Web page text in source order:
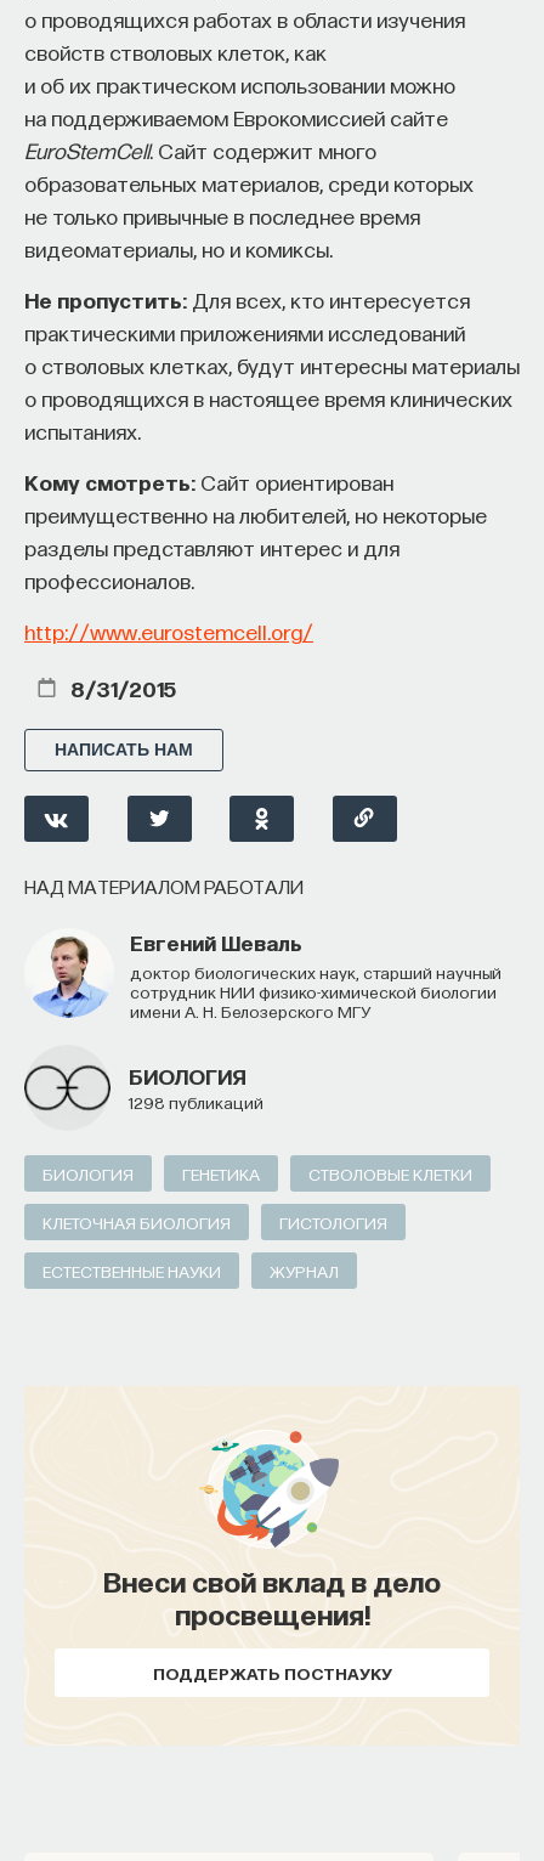
о проводящихся работах в области изучения
свойств стволовых клеток, как
и об их практическом использовании можно
на поддерживаемом Еврокомиссией сайте
EuroStemCell. Сайт содержит много
образовательных материалов, среди которых
не только привычные в последнее время
видеоматериалы, но и комиксы.
Не пропустить: Для всех, кто интересуется
практическими приложениями исследований
о стволовых клетках, будут интересны материалы
о проводящихся в настоящее время клинических
испытаниях.
Кому смотреть: Сайт ориентирован
преимущественно на любителей, но некоторые
разделы представляют интерес и для
профессионалов.
http://www.eurostemcell.org/
8/31/2015
НАПИСАТЬ НАМ
НАД МАТЕРИАЛОМ РАБОТАЛИ
Евгений Шеваль
доктор биологических наук, старший научный
сотрудник НИИ физико-химической биологии
имени А. Н. Белозерского МГУ
БИОЛОГИЯ
1298 публикаций
БИОЛОГИЯ ГЕНЕТИКА СТВОЛОВЫЕ КЛЕТКИ
КЛЕТОЧНАЯ БИОЛОГИЯ ГИСТОЛОГИЯ
ЕСТЕСТВЕННЫЕ НАУКИ ЖУРНАЛ
Внеси свой вклад в дело
просвещения!
ПОДДЕРЖАТЬ ПОСТНАУКУ